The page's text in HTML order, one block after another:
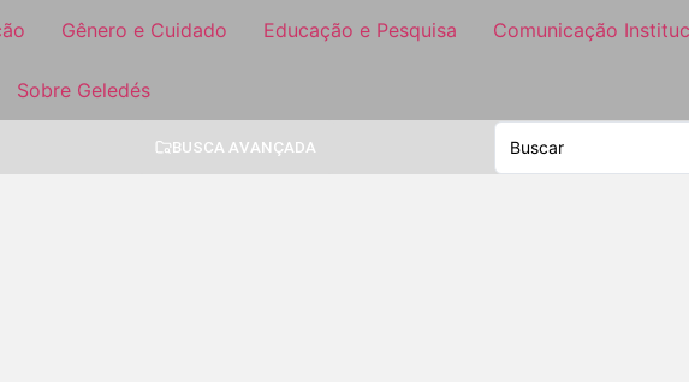
Gênero e Cuidado Educação e Pesquisa Comunicação
Sobre Geledés
BUSCA AVANÇADA